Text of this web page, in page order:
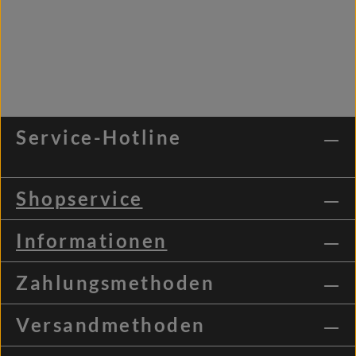
Service-Hotline
Shopservice
Informationen
Zahlungsmethoden
Versandmethoden